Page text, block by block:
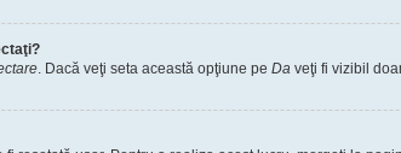
. Dacă veţi seta această opţiune pe Da veţi fi vizibil